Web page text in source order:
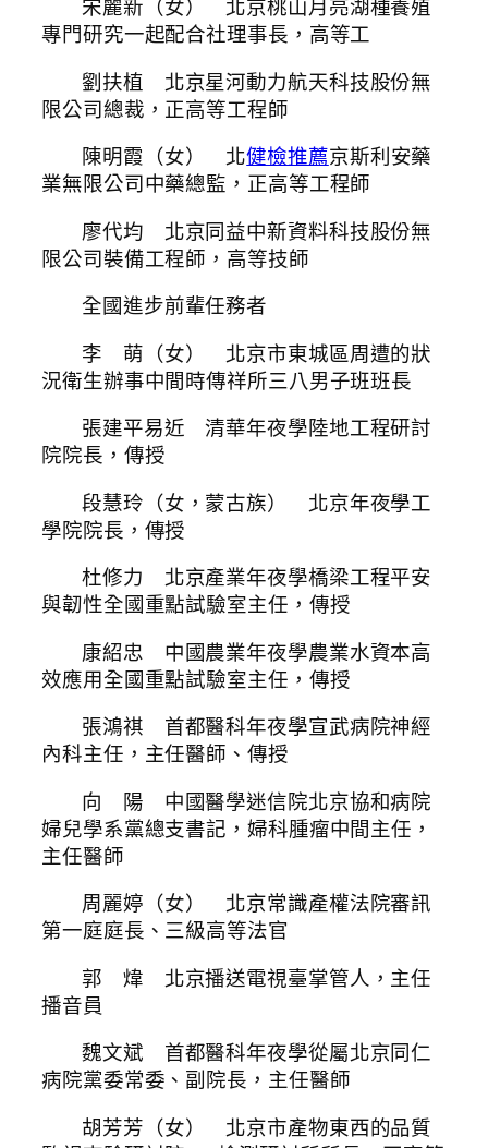
宋麗新（女） 北京桃山月亮湖種養殖
專門研究一起配合社理事長，高等工
劉扶植 北京星河動力航天科技股份無
限公司總裁，正高等工程師
陳明霞（女） 北健檢推薦京斯利安藥
業無限公司中藥總監，正高等工程師
廖代均 北京同益中新資料科技股份無
限公司裝備工程師，高等技師
全國進步前輩任務者
李 萌（女） 北京市東城區周遭的狀
況衛生辦事中間時傳祥所三八男子班班長
張建平易近 清華年夜學陸地工程研討
院院長，傳授
段慧玲（女，蒙古族） 北京年夜學工
學院院長，傳授
杜修力 北京產業年夜學橋梁工程平安
與韌性全國重點試驗室主任，傳授
康紹忠 中國農業年夜學農業水資本高
效應用全國重點試驗室主任，傳授
張鴻祺 首都醫科年夜學宣武病院神經
內科主任，主任醫師、傳授
向 陽 中國醫學迷信院北京協和病院
婦兒學系黨總支書記，婦科腫瘤中間主任，
主任醫師
周麗婷（女） 北京常識產權法院審訊
第一庭庭長、三級高等法官
郭 煒 北京播送電視臺掌管人，主任
播音員
魏文斌 首都醫科年夜學從屬北京同仁
病院黨委常委、副院長，主任醫師
胡芳芳（女） 北京市產物東西的品質